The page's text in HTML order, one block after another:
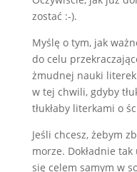
zostać :-).
Myślę o tym, jak
do celu
żmudnej nauki
w tej chwili, gdyby
tłukłaby literkami o
Jeśli chcesz, żebym
morze. Dokładnie
się celem samym w